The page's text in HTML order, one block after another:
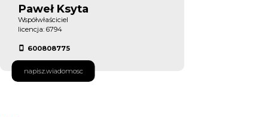
Paweł Ksyta
Współwłaściciel
licencja: 6794
600808775
napisz.wiadomosc